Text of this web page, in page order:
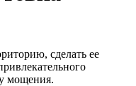
сделать ее
мощения.